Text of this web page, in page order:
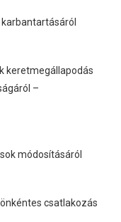
keretmegállapodás
–
módosításáról
csatlakozás